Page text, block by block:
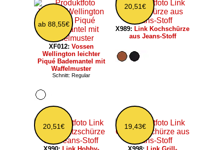
ab 88,55€
XF012: Vossen
Wellington leichter
Piqué Bademantel mit
Waffelmuster
Schnitt: Regular
20,51€
X989: Link Kochschürze
aus Jeans-Stoff
20,51€ 19,43€